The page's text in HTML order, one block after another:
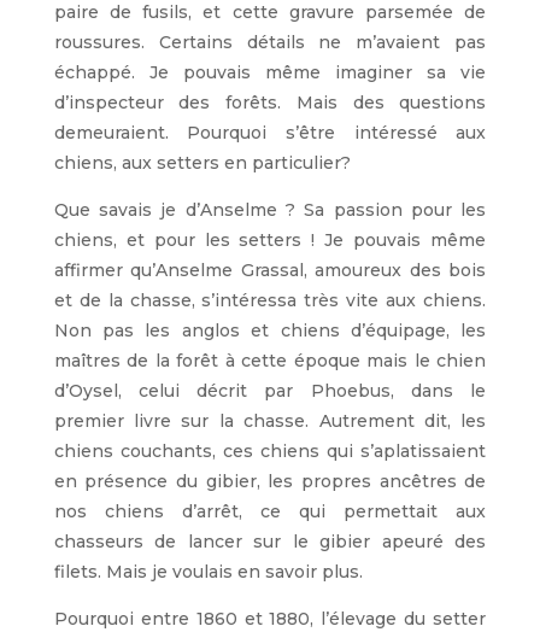
paire de fusils, et cette gravure parsemée de
roussures. Certains détails ne m’avaient pas
échappé. Je pouvais même imaginer sa vie
d’inspecteur des forêts. Mais des questions
demeuraient. Pourquoi s’être intéressé aux
chiens, aux setters en particulier?
Que savais je d’Anselme ? Sa passion pour les
chiens, et pour les setters ! Je pouvais même
affirmer qu’Anselme Grassal, amoureux des bois
et de la chasse, s’intéressa très vite aux chiens.
Non pas les anglos et chiens d’équipage, les
maîtres de la forêt à cette époque mais le chien
d’Oysel, celui décrit par Phoebus, dans le
premier livre sur la chasse. Autrement dit, les
chiens couchants, ces chiens qui s’aplatissaient
en présence du gibier, les propres ancêtres de
nos chiens d’arrêt, ce qui permettait aux
chasseurs de lancer sur le gibier apeuré des
filets. Mais je voulais en savoir plus.
Pourquoi entre 1860 et 1880, l’élevage du setter